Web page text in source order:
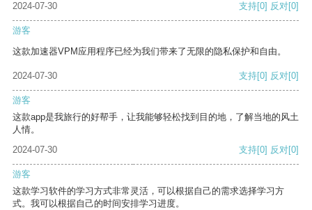
2024-07-30
支持[0] 反对[0]
游客
这款加速器VPM应用程序已经为我们带来了无限的隐私保护和自由。
2024-07-30 支持[0] 反对[0]
游客
这款app是我旅行的好帮手，让我能够轻松找到目的地，了解当地的风土
人情。
2024-07-30
支持[0] 反对[0]
游客
这款学习软件的学习方式非常灵活，可以根据自己的需求选择学习方
式。我可以根据自己的时间安排学习进度。